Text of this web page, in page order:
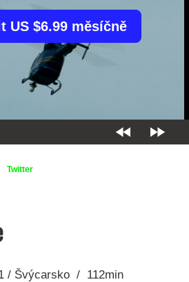
US $6.99 měsíčně
Twitter
Švýcarsko
112min